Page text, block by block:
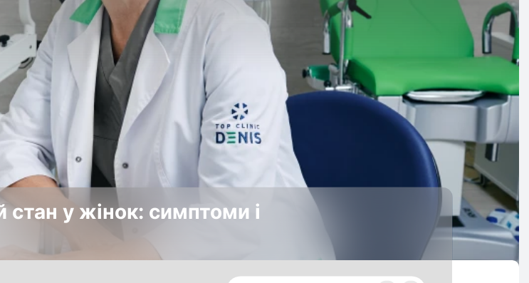
у жінок: симптоми і